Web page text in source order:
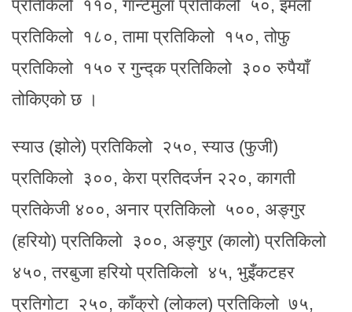
प्रतिकिलो ११०, गान्टेमुला प्रतिकिलो ५०, इमली
प्रतिकिलो १८०, तामा प्रतिकिलो १५०, तोफु
प्रतिकिलो १५० र गुन्द्क प्रतिकिलो ३०० रुपैयाँ
तोकिएको छ ।
स्याउ (झोले) प्रतिकिलो २५०, स्याउ (फुजी)
प्रतिकिलो ३००, केरा प्रतिदर्जन २२०, कागती
प्रतिकेजी ४००, अनार प्रतिकिलो ५००, अङ्गुर
(हरियो) प्रतिकिलो ३००, अङ्गुर (कालो) प्रतिकिलो
४५०, तरबुजा हरियो प्रतिकिलो ४५, भुइँकटहर
प्रतिगोटा २५०, काँक्रो (लोकल) प्रतिकिलो ७५,